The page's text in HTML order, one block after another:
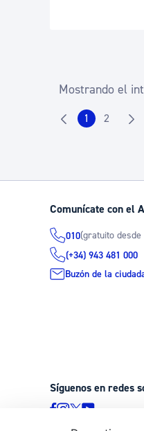
Mostrando el
Página
1 Página
2
Comunícate con el
010(gratuito
(+34) 943 481 000
Buzón de la
Síguenos en redes